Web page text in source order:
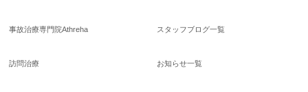
事故治療専門院Athreha
訪問治療
スタッフブログ一覧
お知らせ一覧